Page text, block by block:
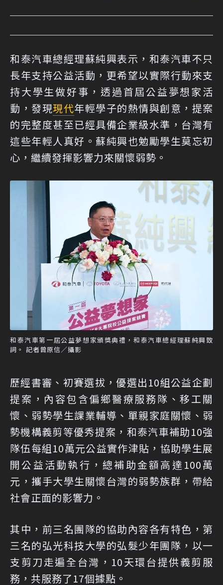
和泰汽車總經理蘇純興表示，和泰汽車不只
長年支持公益活動，更希望以實際行動來支
持大學生做好事，透過首屆公益夢想家活
動，發現現代年輕學子的熱情與創意，提案
的完整度甚至已經具備企業級水準，台灣有
這些年輕人真好。蘇純興也勉勵學生莫忘初
心，繼續發揮影響力來關懷弱勢。
和泰汽車第一屆公益夢想家頒獎典禮，和泰汽車總經理蘇純興致
詞。 記者曾原信／攝影
歷經書審、初賽選拔，優選出10組公益企劃
提案，內容包含偏鄉醫療服務隊、移工關
懷、弱勢學生課業輔導、單親家庭關懷、弱
勢機構義剪等優秀提案，和泰汽車補助10強
隊伍每組10萬元公益實作津貼，協助學生展
開公益活動執行，總補助金額高達100萬
元，攜手大學生關懷台灣的弱勢族群，帶給
社會正面的影響力。
其中，前三名團隊的協助內容各有特色，第
三名的弘光科技大學的弘髮少年團隊，以一
支剪刀走遍全台灣，10天環台提供義剪服
務，共服務了17個據點。